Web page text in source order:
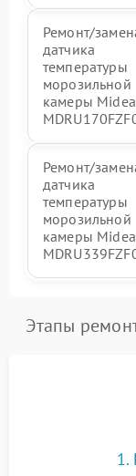
Ремонт/
датчика
температуры
морозильной
камеры Midea
Ремонт/
датчика
температуры
морозильной
камеры Midea
Этапы
1.